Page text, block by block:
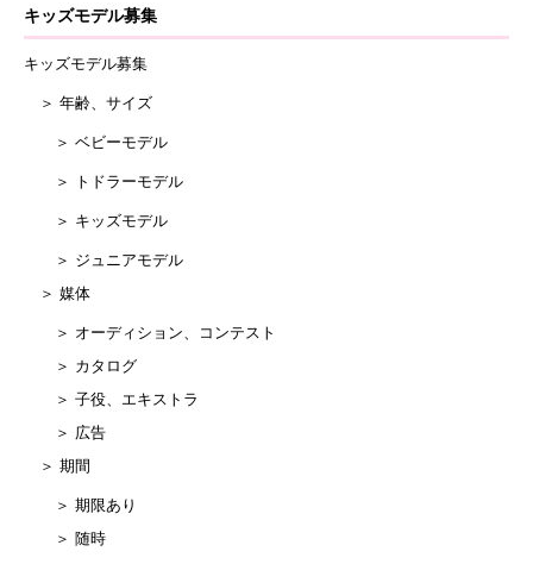
キッズモデル募集
キッズモデル募集
＞ 年齢、サイズ
＞ ベビーモデル
＞ トドラーモデル
＞ キッズモデル
＞ ジュニアモデル
＞ 媒体
＞ オーディション、コンテスト
＞ カタログ
＞ 子役、エキストラ
＞ 広告
＞ 期間
＞ 期限あり
＞ 随時